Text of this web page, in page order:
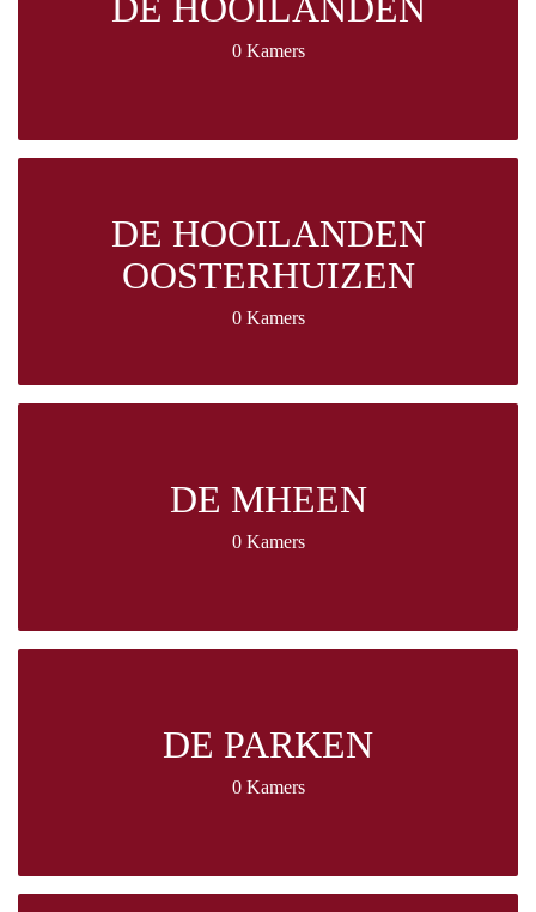
DE HOOILANDEN
0 Kamers
DE HOOILANDEN
OOSTERHUIZEN
0 Kamers
DE MHEEN
0 Kamers
DE PARKEN
0 Kamers